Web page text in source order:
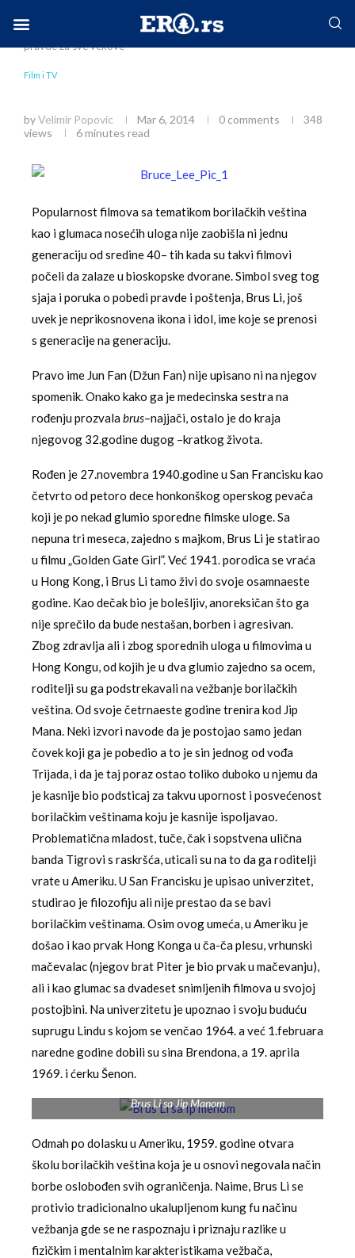
Home Film i TV
pravde za sve vekove
Film i TV
byVelimir Popovic Mar 6, 2014 0 comments
348
views
6 minutes read
Popularnost filmova sa tematikom borilačkih veština
kao i glumaca nosećih uloga nije zaobišla ni jednu
generaciju od sredine 40– tih kada su takvi filmovi
počeli da zalaze u bioskopske dvorane. Simbol sveg tog
sjaja i poruka o pobedi pravde i poštenja, Brus Li, još
uvek je neprikosnovena ikona i idol, ime koje se prenosi
s generacije na generaciju.
Pravo ime Jun Fan (Džun Fan) nije upisano ni na njegov
spomenik. Onako kako ga je medecinska sestra na
rođenju prozvalabrus–najjači, ostalo je do kraja
njegovog 32.godine dugog –kratkog života.
Rođen je 27.novembra 1940.godine u San Francisku kao
četvrto od petoro dece honkonškog operskog pevača
koji je po nekad glumio sporedne filmske uloge. Sa
nepuna tri meseca, zajedno s majkom, Brus Li je statirao
u filmu „Golden Gate Girl”. Već 1941. porodica se vraća
u Hong Kong, i Brus Li tamo živi do svoje osamnaeste
godine. Kao dečak bio je bolešljiv, anoreksičan što ga
nije sprečilo da bude nestašan, borben i agresivan.
Zbog zdravlja ali i zbog sporednih uloga u filmovima u
Hong Kongu, od kojih je u dva glumio zajedno sa ocem,
roditelji su ga podstrekavali na vežbanje borilačkih
veština. Od svoje četrnaeste godine trenira kod Jip
Mana. Neki izvori navode da je postojao samo jedan
čovek koji ga je pobedio a to je sin jednog od vođa
Trijada, i da je taj poraz ostao toliko duboko u njemu da
je kasnije bio podsticaj za takvu upornost i posvećenost
borilačkim veštinama koju je kasnije ispoljavao.
Problematična mladost, tuče, čak i sopstvena ulična
banda Tigrovi s raskršća, uticali su na to da ga roditelji
vrate u Ameriku. U San Francisku je upisao univerzitet,
studirao je filozofiju ali nije prestao da se bavi
borilačkim veštinama. Osim ovog umeća, u Ameriku je
došao i kao prvak Hong Konga u ča-ča plesu, vrhunski
mačevalac (njegov brat Piter je bio prvak u mačevanju),
ali i kao glumac sa dvadeset snimljenih filmova u svojoj
postojbini. Na univerzitetu je upoznao i svoju buduću
suprugu Lindu s kojom se venčao 1964. a već 1.februara
naredne godine dobili su sina Brendona, a 19. aprila
1969. i ćerku Šenon.
Brus Li sa Jip Manom
Odmah po dolasku u Ameriku, 1959. godine otvara
školu borilačkih veština koja je u osnovi negovala način
borbe oslobođen svih ograničenja. Naime, Brus Li se
protivio tradicionalno ukalupljenom kung fu načinu
vežbanja gde se ne raspoznaju i priznaju razlike u
fizičkim i mentalnim karakteristikama vežbača,